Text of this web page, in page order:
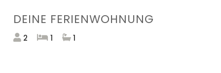
DEINE FERIENWOHNUNG
2 1 1